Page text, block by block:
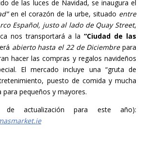
de las luces de Navidad, se inaugura el
en el corazón de la urbe, situado entre
Español, justo al lado de Quay Street,
nos transportará a la“Ciudad de las
abierto hasta el 22 de Diciembrepara
hacer las compras y regalos navideños
El mercado incluye una “gruta de
puesto de comida y mucha
para pequeños y mayores.
actualización para este año):